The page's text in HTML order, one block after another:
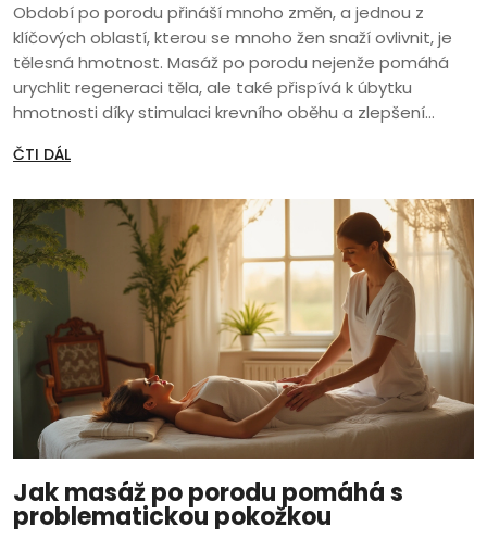
Období po porodu přináší mnoho změn, a jednou z
klíčových oblastí, kterou se mnoho žen snaží ovlivnit, je
tělesná hmotnost. Masáž po porodu nejenže pomáhá
urychlit regeneraci těla, ale také přispívá k úbytku
hmotnosti díky stimulaci krevního oběhu a zlepšení
masáže přinášejí, když podporují relaxaci a zmírňují stres.
mohou významně zlepšit proces návratu k předporodní
váze.
ČTI DÁL
Jak masáž po porodu pomáhá s
problematickou pokožkou